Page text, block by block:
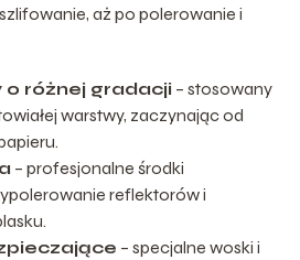
aż po polerowanie i
o różnej gradacji – stosowany
warstwy, zaczynając od
– profesjonalne środki
reflektorów i
– specjalne woski i